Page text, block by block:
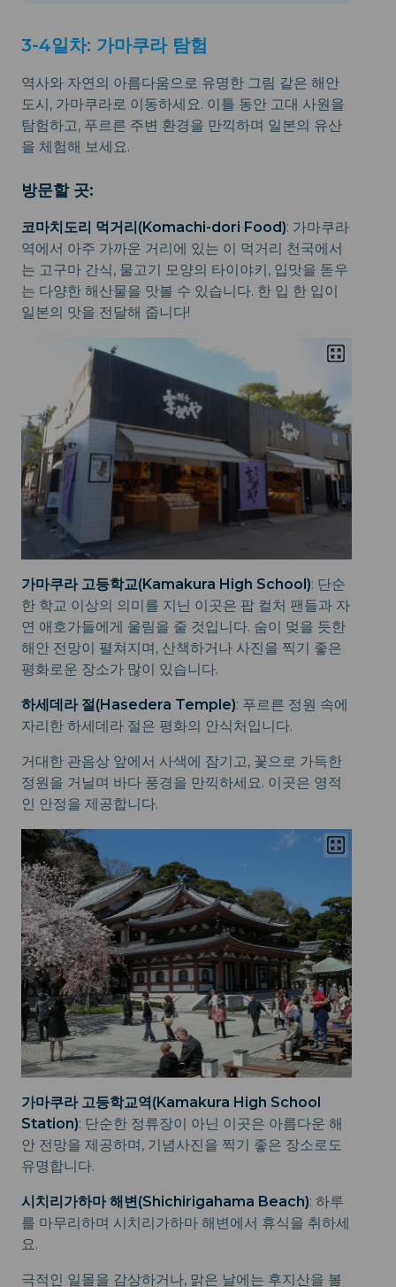
3-4일차: 가마쿠라 탐험
역사와 자연의 아름다움으로 유명한 그림 같은 해안
도시, 가마쿠라로 이동하세요. 이틀 동안 고대 사원을
탐험하고, 푸르른 주변 환경을 만끽하며 일본의 유산
을 체험해 보세요.
방문할 곳:
코마치도리 먹거리(Komachi-dori Food): 가마쿠라
역에서 아주 가까운 거리에 있는 이 먹거리 천국에서
는 고구마 간식, 물고기 모양의 타이야키, 입맛을 돋우
는 다양한 해산물을 맛볼 수 있습니다. 한 입 한 입이
일본의 맛을 전달해 줍니다!
가마쿠라 고등학교(Kamakura High School): 단순
한 학교 이상의 의미를 지닌 이곳은 팝 컬처 팬들과 자
연 애호가들에게 울림을 줄 것입니다. 숨이 멎을 듯한
해안 전망이 펼쳐지며, 산책하거나 사진을 찍기 좋은
평화로운 장소가 많이 있습니다.
하세데라 절(Hasedera Temple): 푸르른 정원 속에
자리한 하세데라 절은 평화의 안식처입니다.
거대한 관음상 앞에서 사색에 잠기고, 꽃으로 가득한
정원을 거닐며 바다 풍경을 만끽하세요. 이곳은 영적
인 안정을 제공합니다.
가마쿠라 고등학교역(Kamakura High School
Station): 단순한 정류장이 아닌 이곳은 아름다운 해
안 전망을 제공하며, 기념사진을 찍기 좋은 장소로도
유명합니다.
시치리가하마 해변(Shichirigahama Beach): 하루
를 마무리하며 시치리가하마 해변에서 휴식을 취하세
요.
극적인 일몰을 감상하거나, 맑은 날에는 후지산을 볼